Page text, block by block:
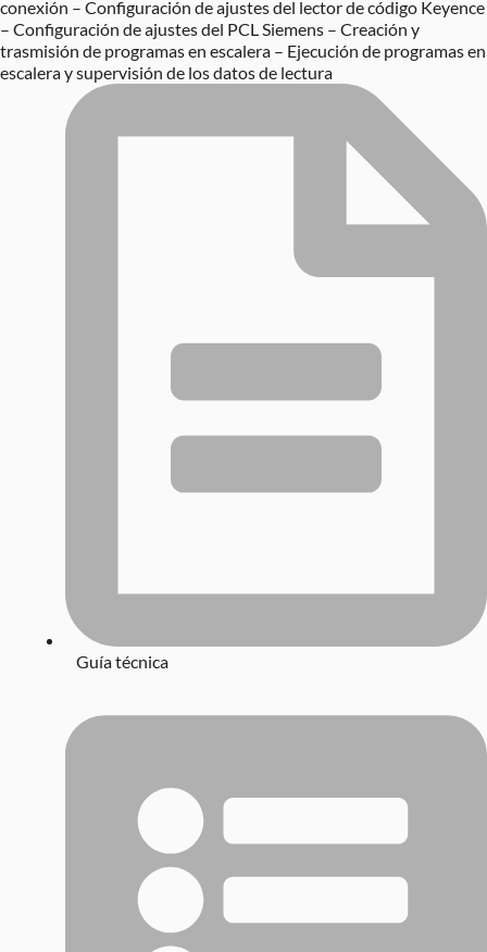
conexión – Configuración de ajustes del lector de código Keyence
– Configuración de ajustes del PCL Siemens – Creación y
trasmisión de programas en escalera – Ejecución de programas en
escalera y supervisión de los datos de lectura
Guía técnica